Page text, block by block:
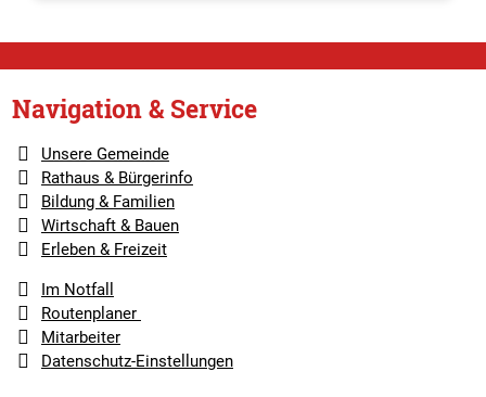
Navigation & Service
Unsere Gemeinde
Rathaus & Bürgerinfo
Bildung & Familien
Wirtschaft & Bauen
Erleben & Freizeit
Im Notfall
Routenplaner
Mitarbeiter
Datenschutz-Einstellungen